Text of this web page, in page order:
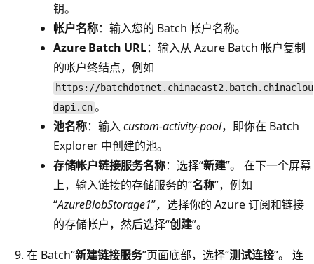
钥。
帐户名称：输入您的 Batch 帐户名称。
Azure Batch URL：输入从 Azure Batch 帐户复制
的帐户终结点，例如
https://batchdotnet.chinaeast2.batch.chinaclou
dapi.cn。
池名称：输入custom-activity-pool，即你在 Batch
Explorer 中创建的池。
存储帐户链接服务名称：选择“新建”。 在下一个屏幕
上，输入链接的存储服务的“名称”，例如
“AzureBlobStorage1”，选择你的 Azure 订阅和链接
的存储帐户，然后选择“创建”。
在 Batch“新建链接服务”页面底部，选择“测试连接”。 连